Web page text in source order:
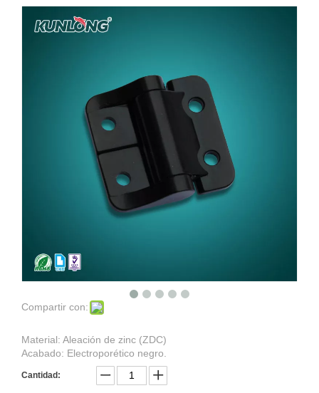
Compartir con:
Material: Aleación de zinc (ZDC)
Acabado: Electroporético negro.
Cantidad: